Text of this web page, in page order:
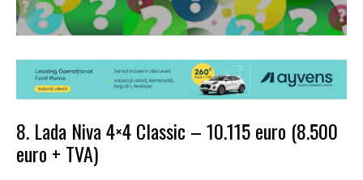
8. Lada Niva 4×4 Classic – 10.115 euro (8.500
euro + TVA)